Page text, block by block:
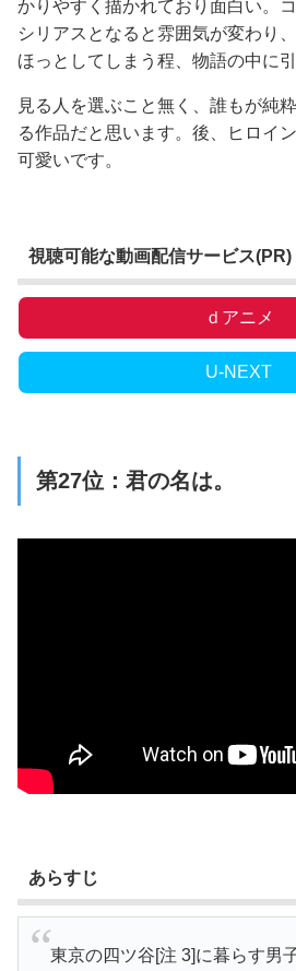
かりやすく描かれており面白い。
シリアスとなると雰囲気が変わり
ほっとしてしまう程、物語の中に
見る人を選ぶこと無く、誰もが純
る作品だと思います。後、ヒロイ
可愛いです。
視聴可能な動画配信サービス(PR)
ｄアニメ
U-NEXT
第27位：君の名は。
あらすじ
東京の四ツ谷[注 3]に暮らす男